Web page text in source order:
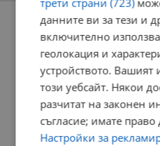
данните ви за тези и
включително
геолокация и
устройството. Вашият
този уебсайт. Някои
разчитат на законен
съгласие; имате право
Настройки за